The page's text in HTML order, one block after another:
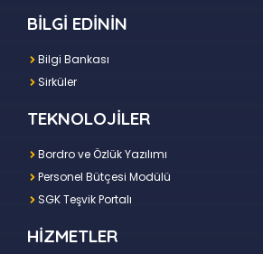
BİLGİ EDİNİN
Bilgi Bankası
Sirküler
TEKNOLOJİLER
Bordro ve Özlük Yazılımı
Personel Bütçesi Modülü
SGK Teşvik Portalı
HİZMETLER